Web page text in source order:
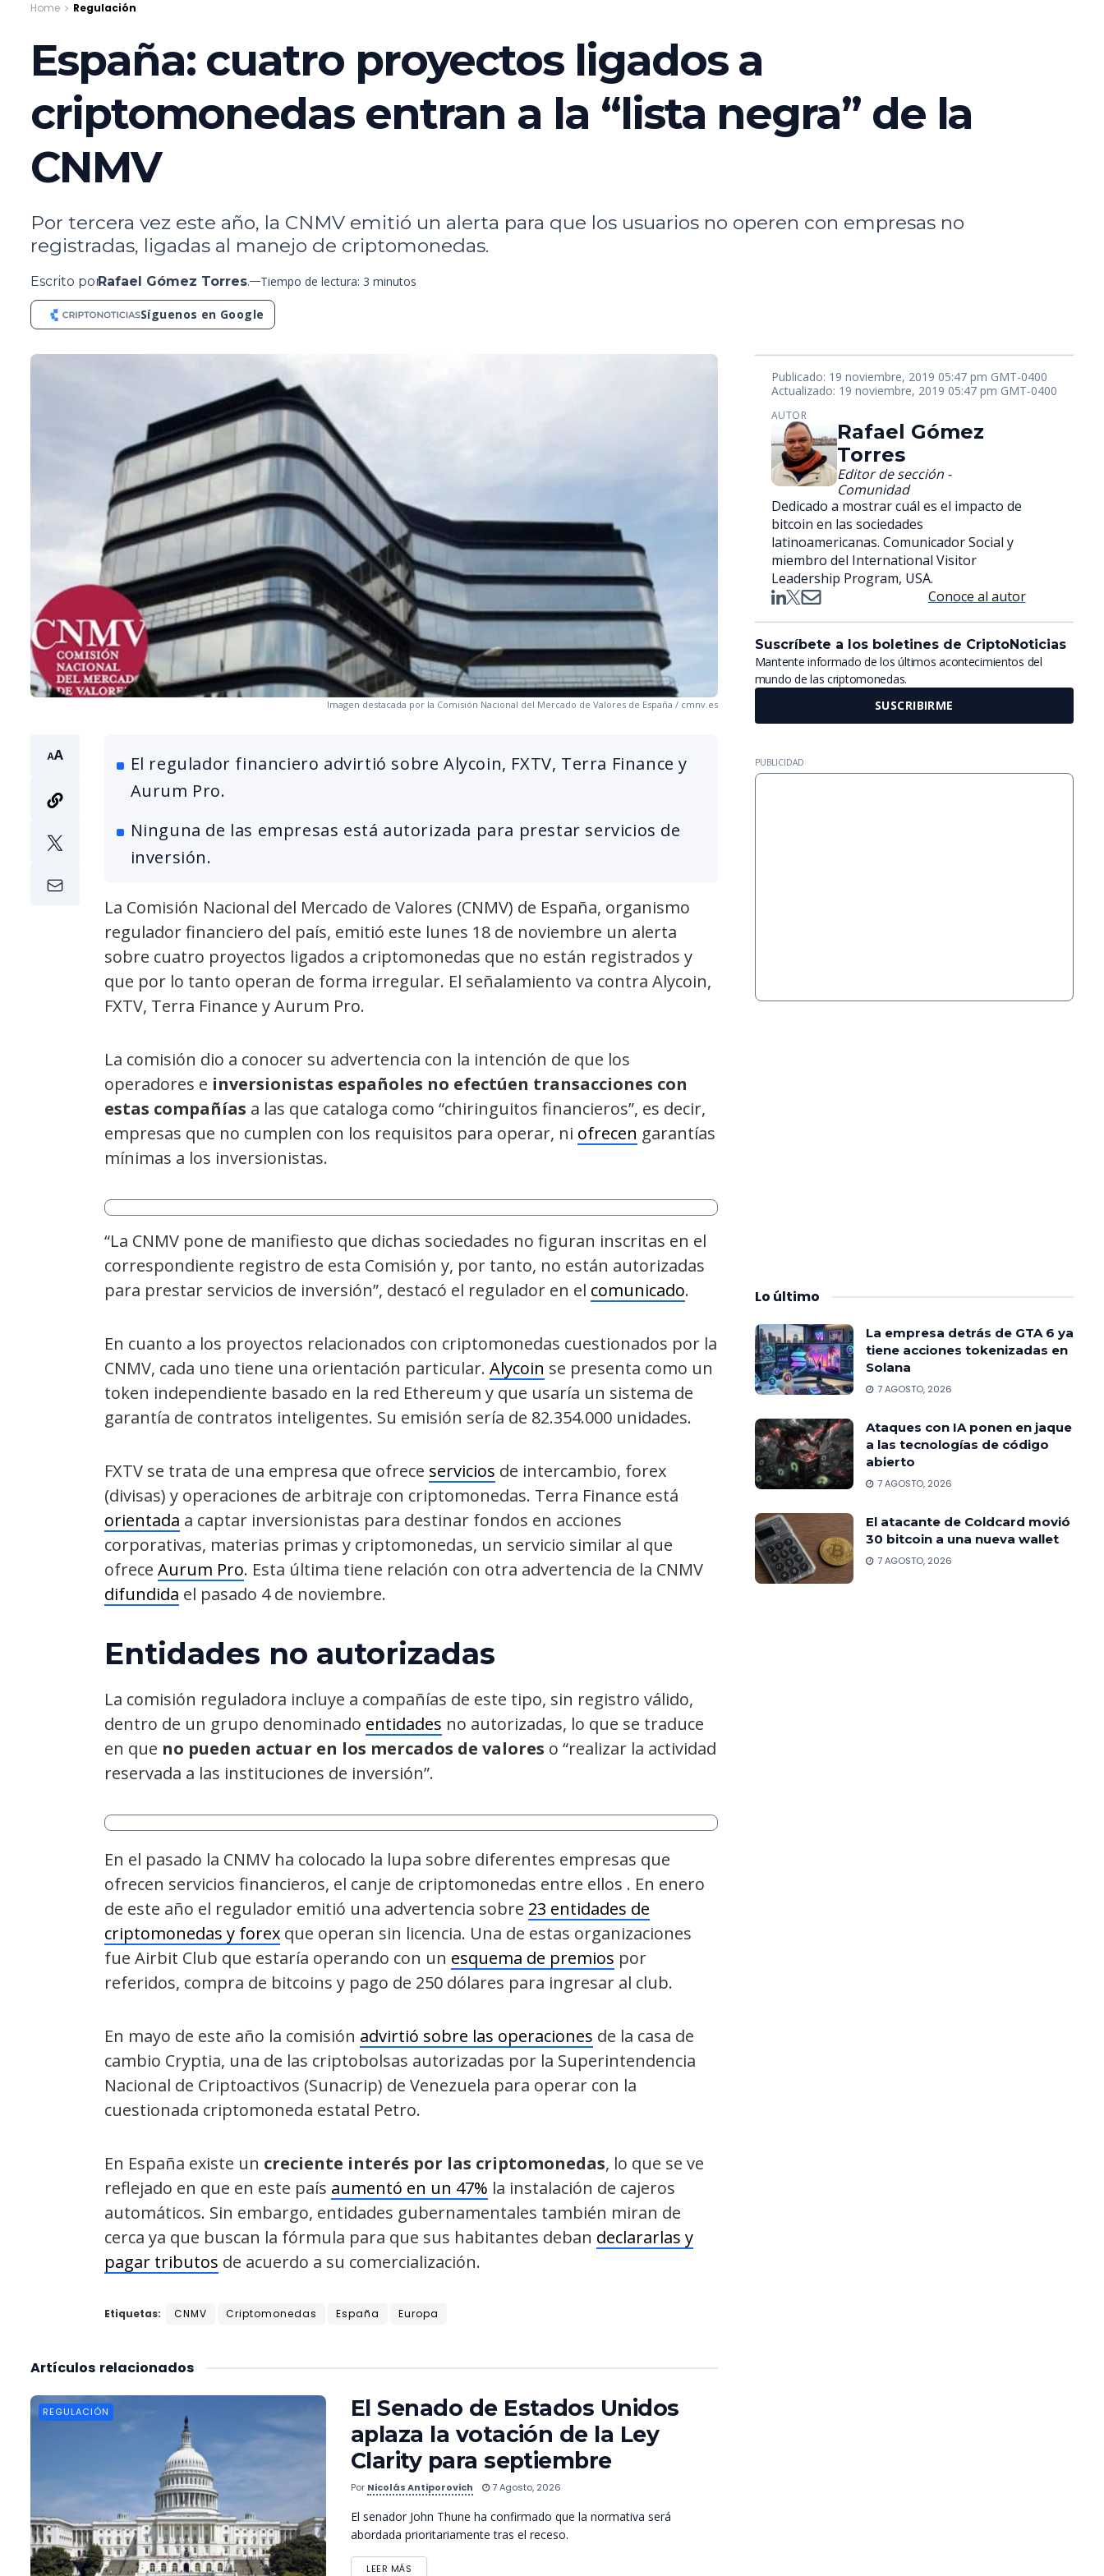
Home Regulación
España: cuatro proyectos ligados a
criptomonedas entran a la “lista negra” de la
CNMV
Por tercera vez este año, la CNMV emitió un alerta para que los usuarios no operen con empresas no
registradas, ligadas al manejo de criptomonedas.
Escrito porRafael Gómez Torres. Tiempo de lectura: 3 minutos
Síguenos en Google
Imagen destacada por la Comisión Nacional del Mercado de Valores de España / cmnv.es
El regulador financiero advirtió sobre Alycoin, FXTV, Terra Finance y
Aurum Pro.
Ninguna de las empresas está autorizada para prestar servicios de
inversión.
La Comisión Nacional del Mercado de Valores (CNMV) de España, organismo
regulador financiero del país, emitió este lunes 18 de noviembre un alerta
sobre cuatro proyectos ligados a criptomonedas que no están registrados y
que por lo tanto operan de forma irregular. El señalamiento va contra Alycoin,
FXTV, Terra Finance y Aurum Pro.
La comisión dio a conocer su advertencia con la intención de que los
operadores e inversionistas españoles no efectúen transacciones con
estas compañías a las que cataloga como “chiringuitos financieros”, es decir,
empresas que no cumplen con los requisitos para operar, ni ofrecen garantías
mínimas a los inversionistas.
“La CNMV pone de manifiesto que dichas sociedades no figuran inscritas en el
correspondiente registro de esta Comisión y, por tanto, no están autorizadas
para prestar servicios de inversión”, destacó el regulador en el comunicado.
En cuanto a los proyectos relacionados con criptomonedas cuestionados por la
CNMV, cada uno tiene una orientación particular. Alycoin se presenta como un
token independiente basado en la red Ethereum y que usaría un sistema de
garantía de contratos inteligentes. Su emisión sería de 82.354.000 unidades.
FXTV se trata de una empresa que ofrece servicios de intercambio, forex
(divisas) y operaciones de arbitraje con criptomonedas. Terra Finance está
orientada a captar inversionistas para destinar fondos en acciones
corporativas, materias primas y criptomonedas, un servicio similar al que
ofrece Aurum Pro. Esta última tiene relación con otra advertencia de la CNMV
difundida el pasado 4 de noviembre.
Entidades no autorizadas
La comisión reguladora incluye a compañías de este tipo, sin registro válido,
dentro de un grupo denominado entidades no autorizadas, lo que se traduce
en que no pueden actuar en los mercados de valores o “realizar la actividad
reservada a las instituciones de inversión”.
En el pasado la CNMV ha colocado la lupa sobre diferentes empresas que
ofrecen servicios financieros, el canje de criptomonedas entre ellos . En enero
de este año el regulador emitió una advertencia sobre 23 entidades de
criptomonedas y forex que operan sin licencia. Una de estas organizaciones
fue Airbit Club que estaría operando con un esquema de premios por
referidos, compra de bitcoins y pago de 250 dólares para ingresar al club.
En mayo de este año la comisión advirtió sobre las operaciones de la casa de
cambio Cryptia, una de las criptobolsas autorizadas por la Superintendencia
Nacional de Criptoactivos (Sunacrip) de Venezuela para operar con la
cuestionada criptomoneda estatal Petro.
En España existe un creciente interés por las criptomonedas, lo que se ve
reflejado en que en este país aumentó en un 47% la instalación de cajeros
automáticos. Sin embargo, entidades gubernamentales también miran de
cerca ya que buscan la fórmula para que sus habitantes deban declararlas y
pagar tributos de acuerdo a su comercialización.
Etiquetas: CNMV Criptomonedas España Europa
relacionados
Artículos
REGULACIÓN
El Senado de Estados Unidos
aplaza la votación de la Ley
Clarity para septiembre
Por Nicolás Antiporovich 7 Agosto, 2026
El senador John Thune ha confirmado que la normativa será
abordada prioritariamente tras el receso.
LEER MÁS
Publicado: 19 noviembre, 2019 05:47 pm GMT-0400
Actualizado: 19 noviembre, 2019 05:47 pm GMT-0400
AUTOR
Rafael Gómez
Torres
Editor de sección -
Comunidad
Dedicado a mostrar cuál es el impacto de
bitcoin en las sociedades
latinoamericanas. Comunicador Social y
miembro del International Visitor
Leadership Program, USA.
Conoce al autor
Suscríbete a los boletines de CriptoNoticias
Mantente informado de los últimos acontecimientos del
mundo de las criptomonedas.
SUSCRIBIRME
PUBLICIDAD
Lo último
La empresa detrás de GTA 6 ya
tiene acciones tokenizadas en
Solana
7 AGOSTO, 2026
Ataques con IA ponen en jaque
a las tecnologías de código
abierto
7 AGOSTO, 2026
El atacante de Coldcard movió
30 bitcoin a una nueva wallet
7 AGOSTO, 2026